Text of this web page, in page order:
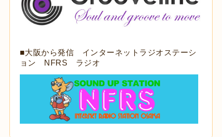
■大阪から発信 インターネットラジオステーシ
ョン NFRS ラジオ